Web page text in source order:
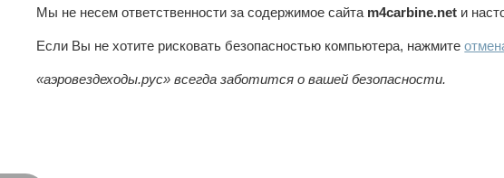
Мы не несем ответственности за содержимое сайта m4carbine.net и
Если Вы не хотите рисковать безопасностью компьютера, нажмите
«аэровездеходы.рус» всегда заботится о вашей безопасности.